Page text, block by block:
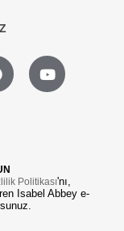
Politikası'nı,
Isabel Abbey e-